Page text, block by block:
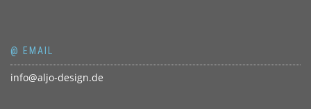
@ EMAIL
info@aljo-design.de